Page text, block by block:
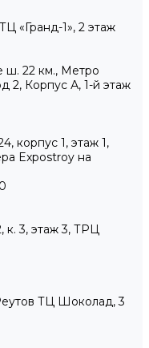
«Гранд-1», 2 этаж
ш. 22 км., Метро
2, Корпус А, 1-й этаж
корпус 1, этаж 1,
Expostroy на
к. 3, этаж 3, ТРЦ
ТЦ Шоколад, 3